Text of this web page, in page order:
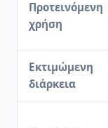
Προτεινόμενη
χρήση
Εκτιμώμενη
διάρκεια